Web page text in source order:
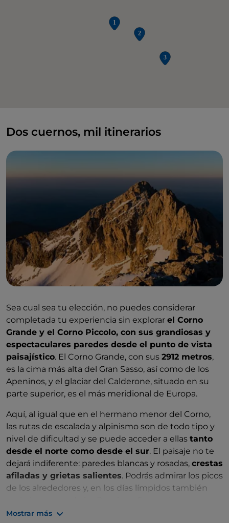
Dos cuernos, mil itinerarios
Sea cual sea tu elección, no puedes considerar
completada tu experiencia sin explorar el Corno
Grande y el Corno Piccolo, con sus grandiosas y
espectaculares paredes desde el punto de vista
paisajístico. El Corno Grande, con sus 2912 metros,
es la cima más alta del Gran Sasso, así como de los
Apeninos, y el glaciar del Calderone, situado en su
parte superior, es el más meridional de Europa.
Aquí, al igual que en el hermano menor del Corno,
las rutas de escalada y alpinismo son de todo tipo y
nivel de dificultad y se puede acceder a ellas tanto
desde el norte como desde el sur. El paisaje no te
dejará indiferente: paredes blancas y rosadas, crestas
afiladas y grietas salientes. Podrás admirar los picos
de los alrededores y, en los días límpidos también
la Maiella y el Terminillo, los montes de la Laga y la
Mostrar más